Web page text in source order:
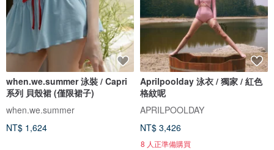
when.we.summer 泳裝 / Capri
系列 貝殼裙 (僅限裙子)
when.we.summer
NT$ 1,624
Aprilpoolday 泳衣 / 獨家 / 紅色
格紋呢
APRILPOOLDAY
NT$ 3,426
8 人正準備購買